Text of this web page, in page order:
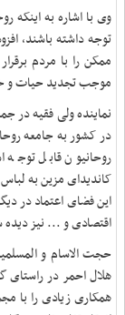
وی با اشاره به اینکه
توجه داشته باشند،
ممکن را با مردم
موجب تجدید حیات و
نماینده ولی فقیه در
روحانیون قابل
کاندیدای مزین به
این فضای اعتماد در
اقتصادی و ... نیز
حجت الاسام و
هلال احمر در
همکاری زیادی را با